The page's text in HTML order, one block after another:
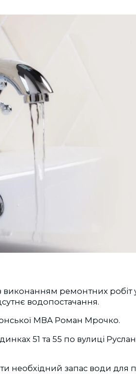
виконанням ремонтних робіт
водопостачання.
МВА Роман Мрочко.
51 та 55 по вулиці
необхідний запас води для